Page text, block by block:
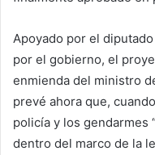
Apoyado por el
por el gobierno, el
enmienda del ministro
prevé ahora que,
policía y los gendarmes
dentro del marco de la